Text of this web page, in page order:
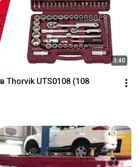
3:40
Thorvik UTS0108 (108